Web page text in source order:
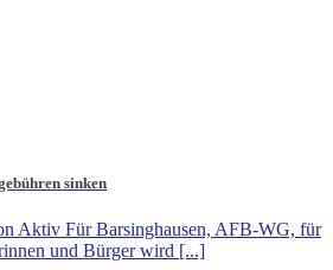
sinken
Aktiv Für Barsinghausen, AFB-WG, für
und Bürger wird [...]